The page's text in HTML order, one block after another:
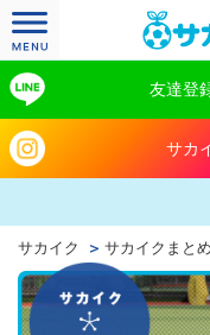
友達登
サカ
サカイク サカイクまとめ